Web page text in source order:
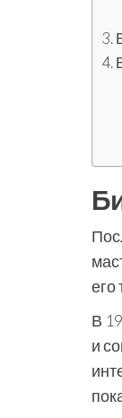
его
В
и